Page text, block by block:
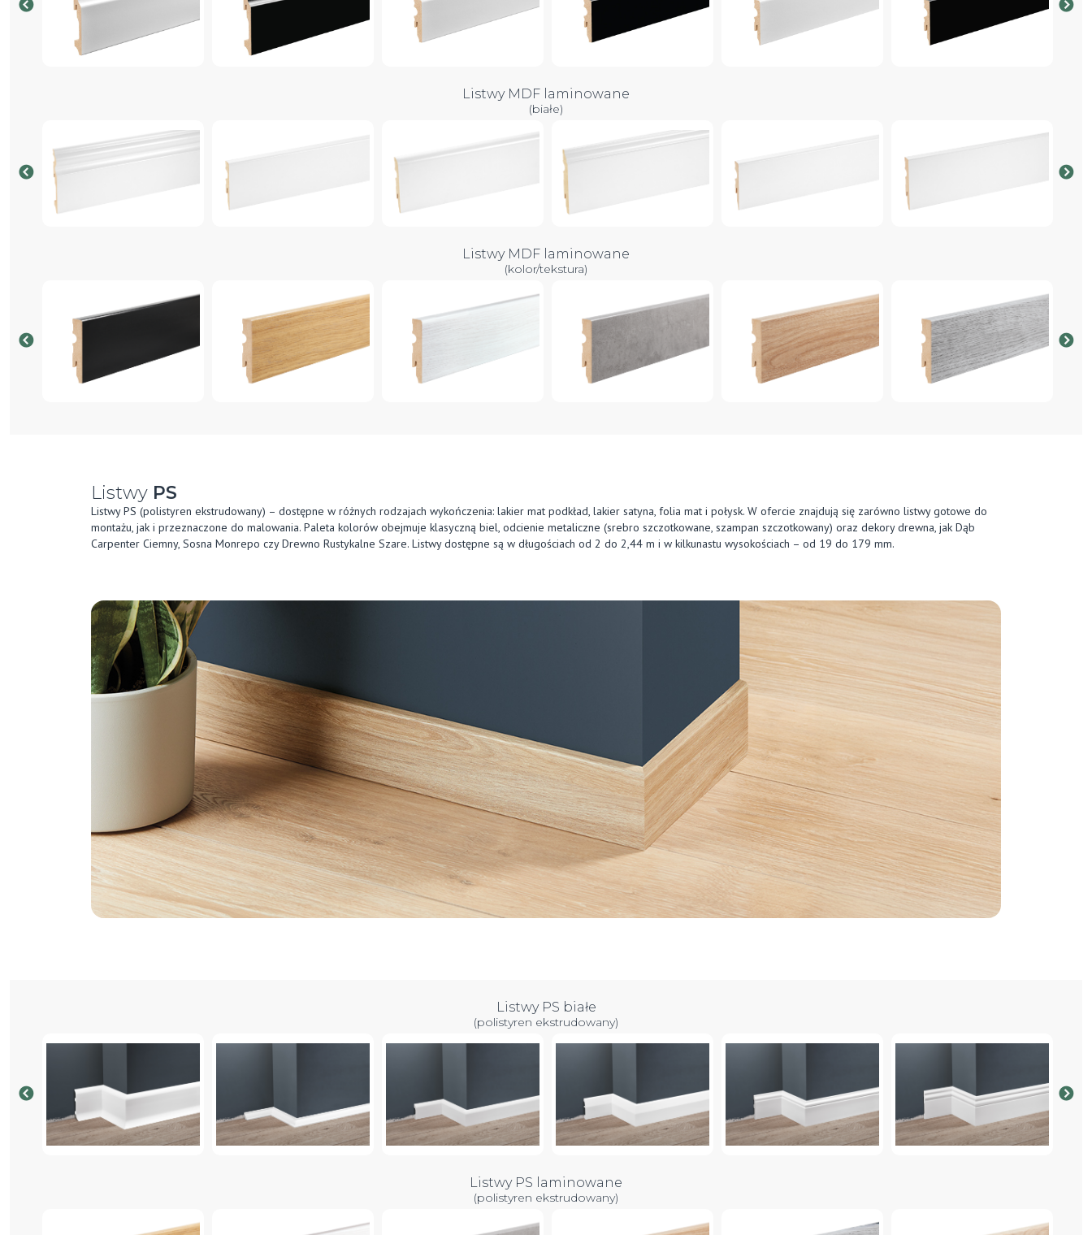
Listwy MDF laminowane
(białe)
Listwy MDF laminowane
(kolor/tekstura)
Listwy PS
Listwy PS (polistyren ekstrudowany) – dostępne w różnych rodzajach wykończenia: lakier mat podkład, lakier satyna, folia mat i połysk. W ofercie znajdują się zarówno listwy gotowe do
montażu, jak i przeznaczone do malowania. Paleta kolorów obejmuje klasyczną biel, odcienie metaliczne (srebro szczotkowane, szampan szczotkowany) oraz dekory drewna, jak Dąb
Carpenter Ciemny, Sosna Monrepo czy Drewno Rustykalne Szare. Listwy dostępne są w długościach od 2 do 2,44 m i w kilkunastu wysokościach – od 19 do 179 mm.
Listwy PS białe
(polistyren ekstrudowany)
Listwy PS laminowane
(polistyren ekstrudowany)